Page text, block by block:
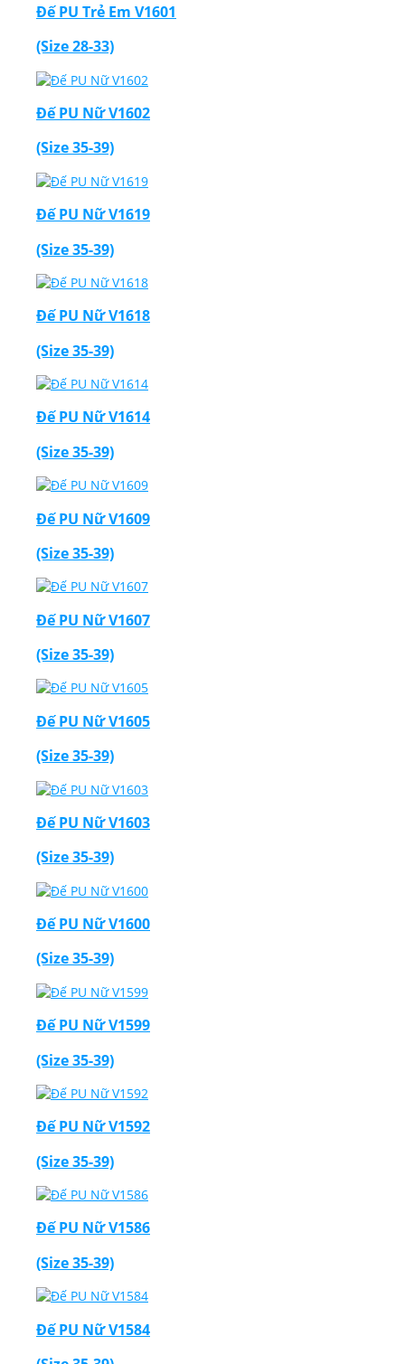
Đế PU Trẻ Em V1601
(Size 28-33)
Đế PU Nữ V1602
(Size 35-39)
Đế PU Nữ V1619
(Size 35-39)
Đế PU Nữ V1618
(Size 35-39)
Đế PU Nữ V1614
(Size 35-39)
Đế PU Nữ V1609
(Size 35-39)
Đế PU Nữ V1607
(Size 35-39)
Đế PU Nữ V1605
(Size 35-39)
Đế PU Nữ V1603
(Size 35-39)
Đế PU Nữ V1600
(Size 35-39)
Đế PU Nữ V1599
(Size 35-39)
Đế PU Nữ V1592
(Size 35-39)
Đế PU Nữ V1586
(Size 35-39)
Đế PU Nữ V1584
Thiết Kế Website